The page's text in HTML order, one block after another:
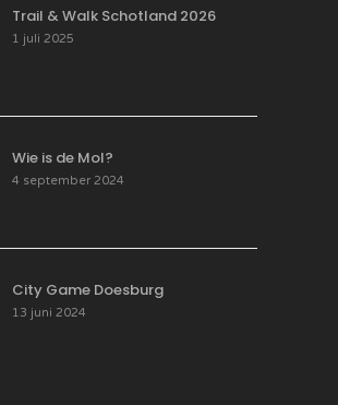
Trail & Walk Schotland 2026
1 juli 2025
Wie is de Mol?
4 september 2024
City Game Doesburg
13 juni 2024